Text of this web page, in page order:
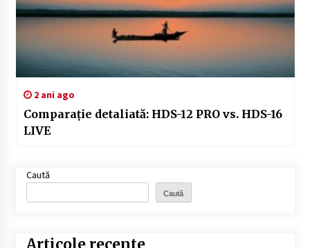
2 ani ago
Comparație detaliată: HDS-12 PRO vs. HDS-16
LIVE
Caută
Caută